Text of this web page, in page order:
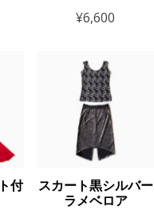
¥6,600
付
スカート黒シルバー
ラメベロア